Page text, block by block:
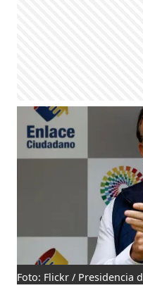
Foto: Flickr / Presidencia